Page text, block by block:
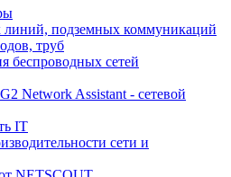
линий, подземных коммуникаций
труб
беспроводных сетей
Network Assistant - сетевой
IT
сети и